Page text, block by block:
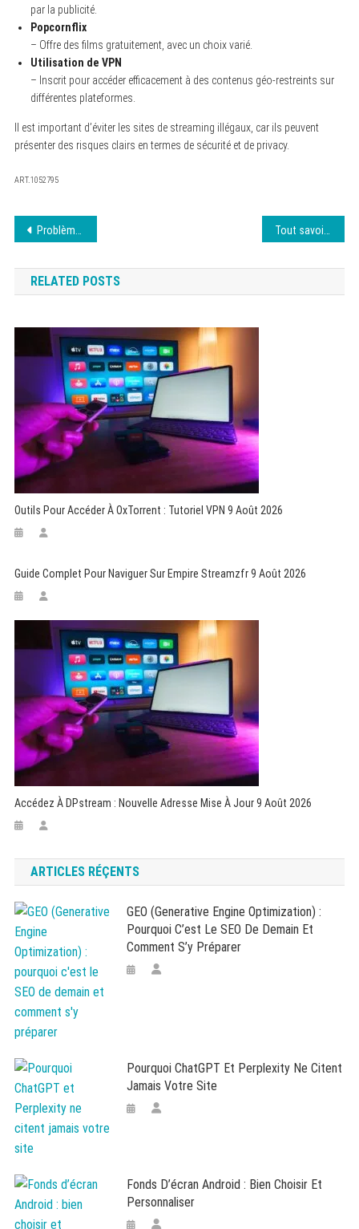
par la publicité.
Popcornflix
– Offre des films gratuitement, avec un choix varié.
Utilisation de VPN
– Inscrit pour accéder efficacement à des contenus géo-restreints sur
différentes plateformes.
Il est important d’éviter les sites de streaming illégaux, car ils peuvent
présenter des risques clairs en termes de sécurité et de privacy.
ART.1052795
Navigation
de
l’article
Problèmes Courants sur HiAnime et Solutions
RELATED POSTS
Outils Pour Accéder À OxTorrent : Tutoriel VPN 9 Août 2026
Guide Complet Pour Naviguer Sur Empire Streamzfr 9 Août 2026
Accédez À DPstream : Nouvelle Adresse Mise À Jour 9 Août 2026
ARTICLES RÉÇENTS
GEO (Generative Engine Optimization) :
Pourquoi C’est Le SEO De Demain Et
Comment S’y Préparer
Pourquoi ChatGPT Et Perplexity Ne Citent
Jamais Votre Site
Fonds D’écran Android : Bien Choisir Et
Personnaliser